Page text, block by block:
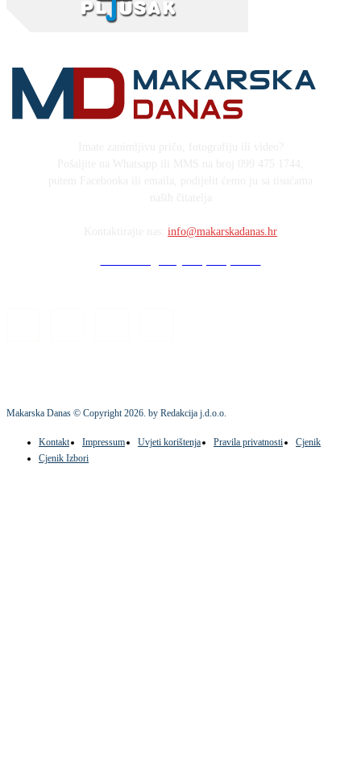
info@makarskadanas.hr
Makarska Danas © Copyright2026. by Redakcija j.d.o.o.
Kontakt Impressum Uvjeti korištenja Pravila privatnosti
Cjenik
Cjenik Izbori